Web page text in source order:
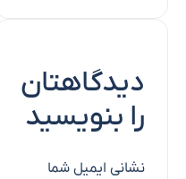
دیدگاهتان
را بنویسید
نشانی ایمیل شما